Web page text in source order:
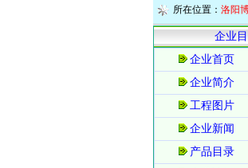
所在位置： 洛阳
企业
企业首页
企业简介
工程图片
企业新闻
产品目录